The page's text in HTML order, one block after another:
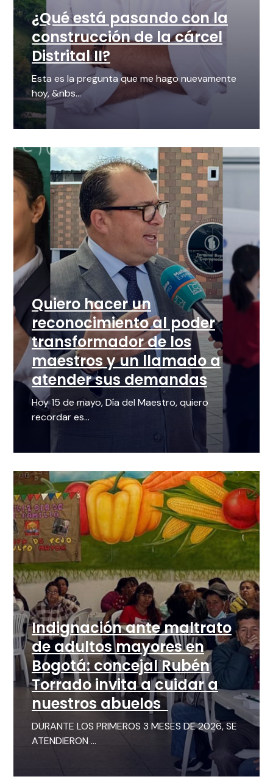
¿Qué está pasando con la
construcción de la cárcel
Distrital II?
Esta es la pregunta que me hago nuevamente
hoy, &nbs...
Quiero hacer un
reconocimiento al poder
transformador de los
maestros y un llamado a
atender sus demandas
Hoy 15 de mayo, Día del Maestro, quiero
recordar es...
Indignación ante maltrato
de adultos mayores en
Bogotá: concejal Rubén
Torrado invita a cuidar a
nuestros abuelos
DURANTE LOS PRIMEROS 3 MESES DE 2026, SE
ATENDIERON ...